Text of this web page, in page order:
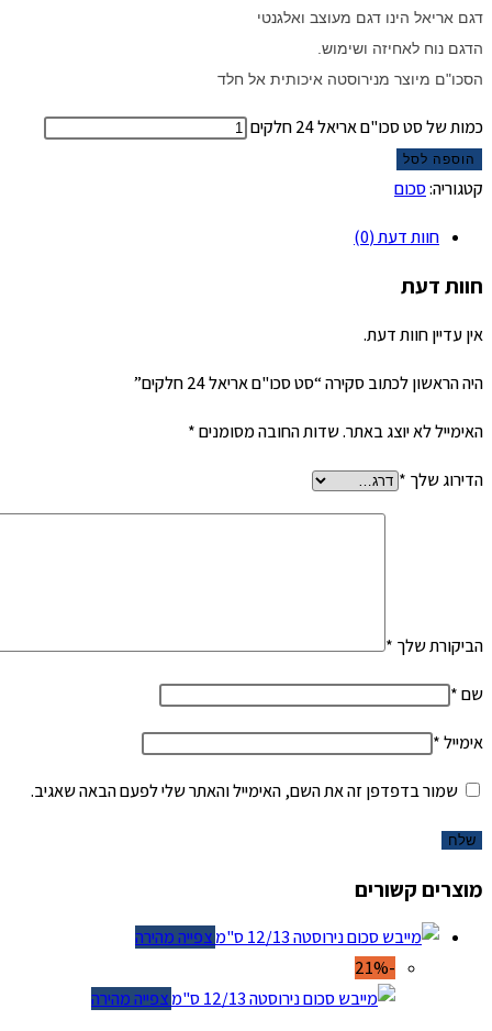
דגם אריאל הינו דגם מעוצב ואלגנטי
הדגם נוח לאחיזה ושימוש.
הסכו"ם מיוצר מנירוסטה איכותית אל חלד
כמות של סט סכו"ם אריאל 24 חלקים
הוספה לסל
קטגוריה:סכום
חוות דעת (0)
חוות דעת
אין עדיין חוות דעת.
היה הראשון לכתוב סקירה “סט סכו"ם אריאל 24 חלקים”
האימייל לא יוצג באתר.שדות החובה מסומנים*
הדירוג שלך*
הביקורת שלך*
שם*
אימייל*
שמור בדפדפן זה את השם, האימייל והאתר שלי לפעם הבאה שאגיב.
מוצרים קשורים
צפייה מהירה
צפייה מהירה